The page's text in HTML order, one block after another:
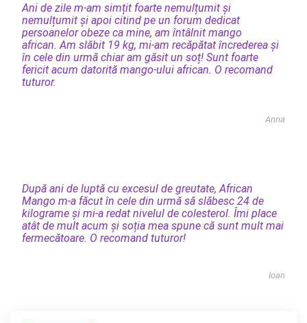
Ani de zile m-am simțit foarte nemulțumit și
nemulțumit și apoi citind pe un forum dedicat
persoanelor obeze ca mine, am întâlnit mango
african. Am slăbit 19 kg, mi-am recăpătat încrederea și
în cele din urmă chiar am găsit un soț! Sunt foarte
fericit acum datorită mango-ului african. O recomand
tuturor.
Anna
După ani de luptă cu excesul de greutate, African
Mango m-a făcut în cele din urmă să slăbesc 24 de
kilograme și mi-a redat nivelul de colesterol. Îmi place
atât de mult acum și soția mea spune că sunt mult mai
fermecătoare. O recomand tuturor!
Ioan